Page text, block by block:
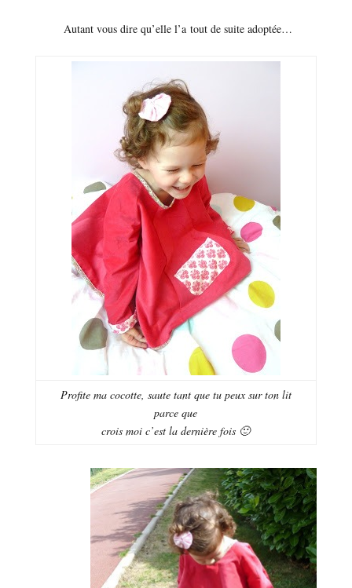
Autant vous dire qu’elle l’a tout de suite adoptée…
Profite ma cocotte, saute tant que tu peux sur ton lit
parce que
crois moi c’est la dernière fois 🙂